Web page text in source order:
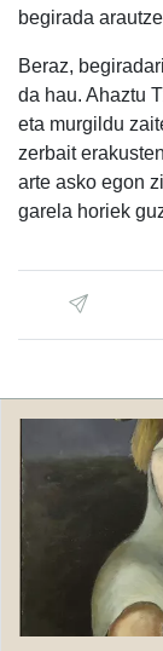
begirada
Beraz,
da hau. Ahaztu
eta murgildu
zerbait
arte asko egon
garela horiek